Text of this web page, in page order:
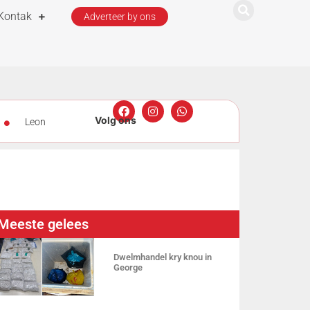
Adverteer by ons
Leon
gelees
Dwelmhandel kry knou in
George